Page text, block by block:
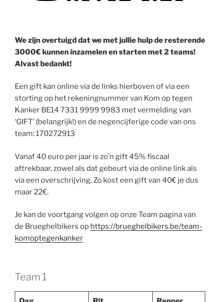
We zijn overtuigd dat we met jullie hulp de resterende
3000€ kunnen inzamelen en starten met 2 teams!
Alvast bedankt!
Een gift kan online via de links hierboven of via een
storting op het rekeningnummer van Kom op tegen
Kanker BE14 7331 9999 9983 met vermelding van
‘GIFT’ (belangrijk!) en de negencijferige code van ons
team: 170272913
Vanaf 40 euro per jaar is zo’n gift 45% fiscaal
aftrekbaar, zowel als dat gebeurt via de online link als
via een overschrijving. Zo kost een gift van 40€ je dus
maar 22€.
Je kan de voortgang volgen op onze Team pagina van
de Brueghelbikers op https://brueghelbikers.be/team-
komoptegenkanker
Team 1